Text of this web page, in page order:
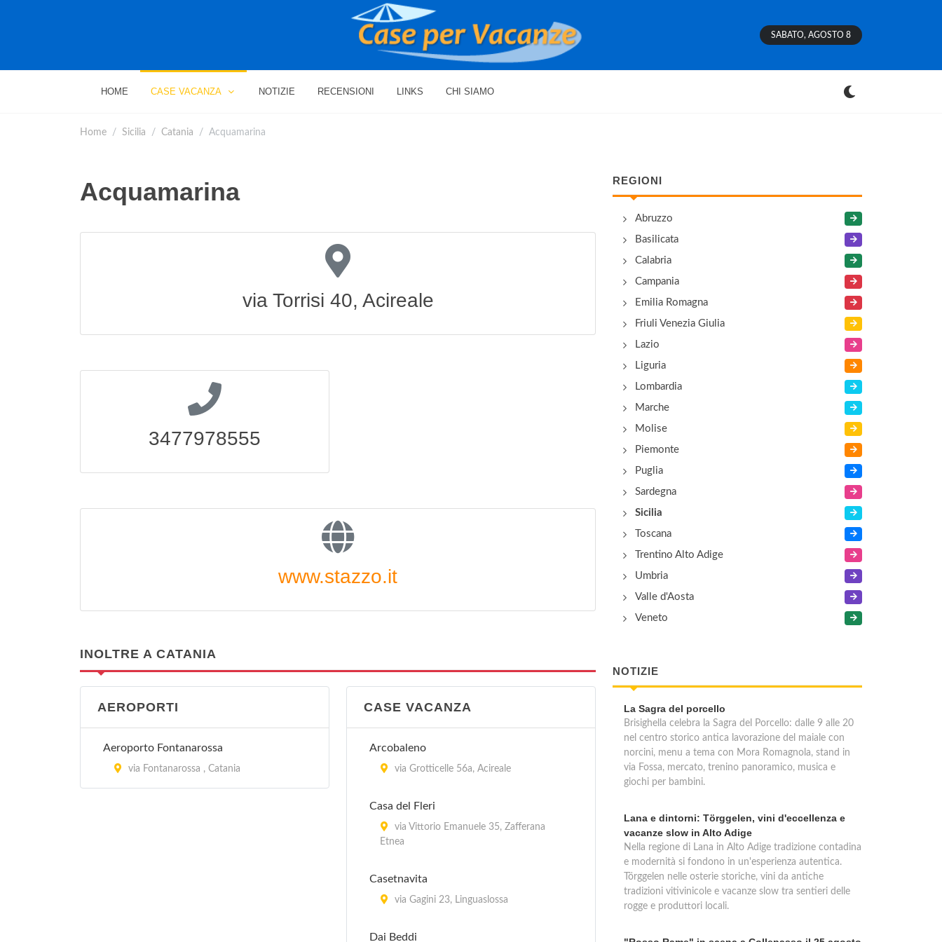
SABATO, AGOSTO 8
HOME CASE VACANZA NOTIZIE RECENSIONI LINKS CHI SIAMO
Home Sicilia Catania Acquamarina
Acquamarina
via Torrisi 40, Acireale
3477978555
www.stazzo.it
INOLTRE A CATANIA
AEROPORTI
Aeroporto Fontanarossa
via Fontanarossa , Catania
CASE VACANZA
Arcobaleno
via Grotticelle 56a, Acireale
Casa del Fleri
via Vittorio Emanuele 35, Zafferana
Etnea
Casetnavita
via Gagini 23, Linguaslossa
Dai Beddi
REGIONI
Abruzzo
Basilicata
Calabria
Campania
Emilia Romagna
Friuli Venezia Giulia
Lazio
Liguria
Lombardia
Marche
Molise
Piemonte
Puglia
Sardegna
Sicilia
Toscana
Trentino Alto Adige
Umbria
Valle d'Aosta
Veneto
NOTIZIE
La Sagra del porcello
Brisighella celebra la Sagra del Porcello: dalle 9 alle 20
nel centro storico antica lavorazione del maiale con
norcini, menu a tema con Mora Romagnola, stand in
via Fossa, mercato, trenino panoramico, musica e
giochi per bambini.
Lana e dintorni: Törggelen, vini d'eccellenza e
vacanze slow in Alto Adige
Nella regione di Lana in Alto Adige tradizione contadina
e modernità si fondono in un'esperienza autentica.
Törggelen nelle osterie storiche, vini da antiche
tradizioni vitivinicole e vacanze slow tra sentieri delle
rogge e produttori locali.